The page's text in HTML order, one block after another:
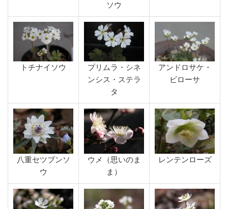
ソウ
トチナイソウ
プリムラ・シネ
ンシス・ステラ
タ
アンドロサケ・
ビローサ
八重セツブンソ
ウ
ウメ（思いのま
ま）
レンテンローズ